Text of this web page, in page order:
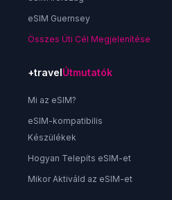
eSIM Guernsey
Összes Úti Cél Megjelenítése
+travelÚtmutatók
Mi az eSIM?
eSIM-kompatibilis
Készülékek
Hogyan Telepíts eSIM-et
Mikor Aktiváld az eSIM-et